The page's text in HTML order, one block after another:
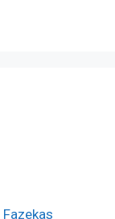
Fazekas